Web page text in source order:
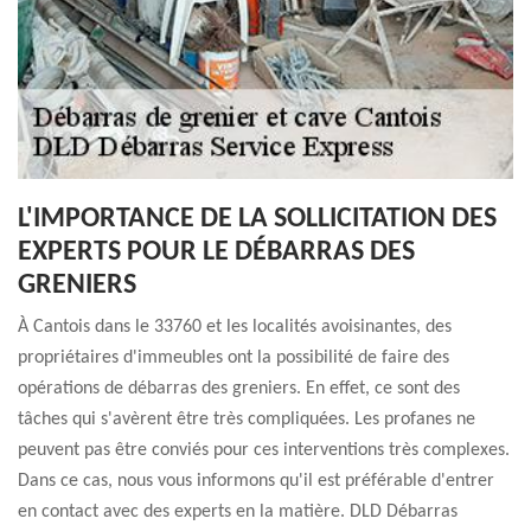
L'IMPORTANCE DE LA SOLLICITATION DES
EXPERTS POUR LE DÉBARRAS DES
GRENIERS
À Cantois dans le 33760 et les localités avoisinantes, des
propriétaires d'immeubles ont la possibilité de faire des
opérations de débarras des greniers. En effet, ce sont des
tâches qui s'avèrent être très compliquées. Les profanes ne
peuvent pas être conviés pour ces interventions très complexes.
Dans ce cas, nous vous informons qu'il est préférable d'entrer
en contact avec des experts en la matière. DLD Débarras